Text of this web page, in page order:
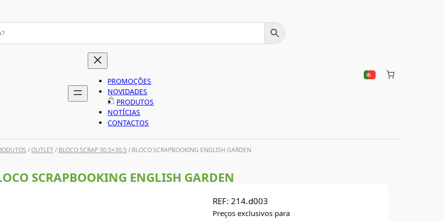
PROMOÇÕES
NOVIDADES
PRODUTOS
NOTÍCIAS
CONTACTOS
/OUTLET/ BLOCO SCRAP 30.5×30.5 / BLOCO SCRAPBOOKING ENGLISH GARDEN
SCRAPBOOKING ENGLISH GARDEN
REF: 214.d003
Preços exclusivos para